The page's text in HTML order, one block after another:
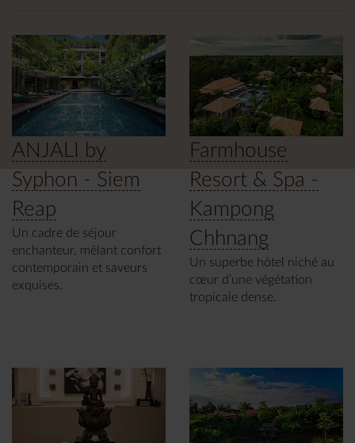
ANJALI by
Syphon - Siem
Reap
Un cadre de séjour
enchanteur, mêlant confort
contemporain et saveurs
exquises.
Farmhouse
Resort & Spa -
Kampong
Chhnang
Un superbe hôtel niché au
cœur d’une végétation
tropicale dense.